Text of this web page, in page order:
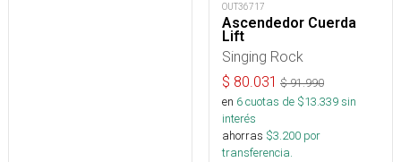
OUT36717
Ascendedor Cuerda
Lift
Singing Rock
$ 80.031 $91.990
en 6cuotas de $13.339sin
interés
ahorras $3.200 por
transferencia.